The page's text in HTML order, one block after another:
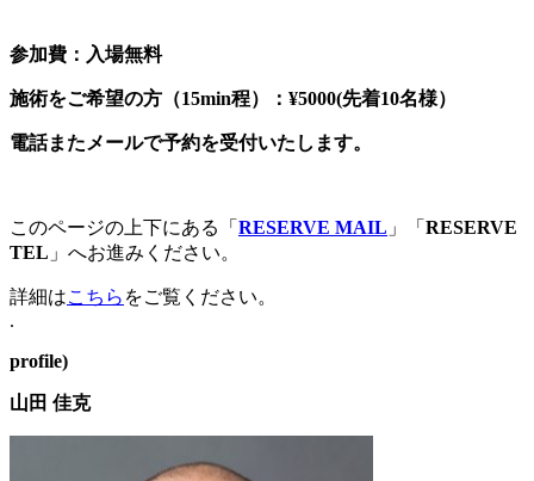
参加費：入場無料
施術をご希望の方（15min程）：¥5000(先着10名様）
電話またメールで予約を受付いたします。
このページの上下にある「 RESERVE MAIL 」「 RESERVE
TEL 」へお進みください。
詳細はこちら をご覧ください。
.
profile)
山田 佳克